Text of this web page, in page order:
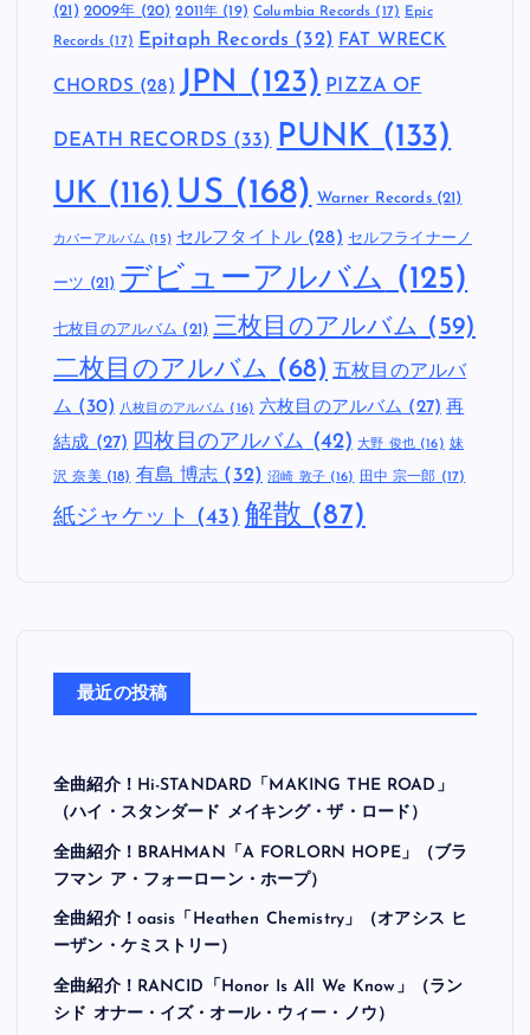
(21) 2009年 (20) 2011年 (19) Columbia Records (17) Epic
Records (17) Epitaph Records (32) FAT WRECK
CHORDS (28) JPN (123) PIZZA OF
DEATH RECORDS (33) PUNK (133)
UK (116) US (168) Warner Records(21)
カバーアルバム (15) セルフタイトル(28) セルフライナーノ
ーツ (21) デビューアルバム (125)
七枚目のアルバム (21) 三枚目のアルバム (59)
二枚目のアルバム (68) 五枚目のアルバ
ム (30) 八枚目のアルバム (16) 六枚目のアルバム (27) 再
結成 (27) 四枚目のアルバム (42) 大野 俊也(16) 妹
沢 奈美(18) 有島 博志 (32) 沼崎 敦子(16) 田中 宗一郎 (17)
紙ジャケット (43) 解散 (87)
最近の投稿
全曲紹介！Hi-STANDARD「MAKING THE ROAD」
（ハイ・スタンダード メイキング・ザ・ロード）
全曲紹介！BRAHMAN「A FORLORN HOPE」（ブラ
フマン ア・フォーローン・ホープ）
全曲紹介！oasis「Heathen Chemistry」（オアシス ヒ
ーザン・ケミストリー）
全曲紹介！RANCID「Honor Is All We Know」（ラン
シド オナー・イズ・オール・ウィー・ノウ）